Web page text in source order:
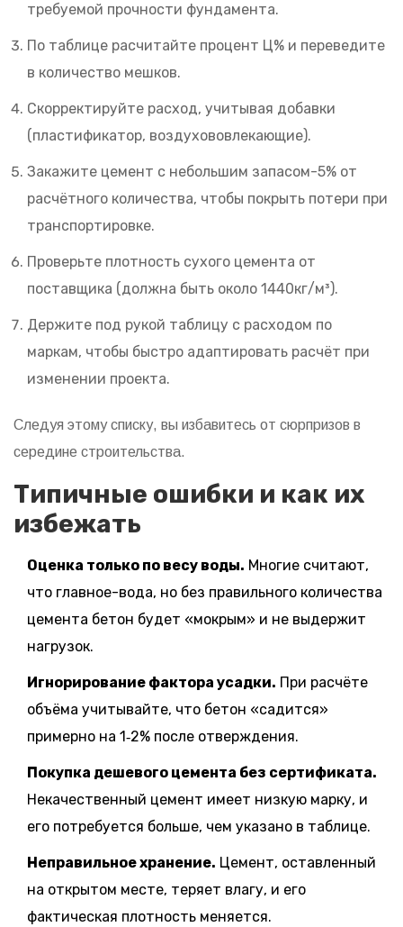
требуемой прочности фундамента.
По таблице расчитайте процент Ц% и переведите
в количество мешков.
Скорректируйте расход, учитывая добавки
(пластификатор, воздухововлекающие).
Закажите цемент с небольшим запасом-5% от
расчётного количества, чтобы покрыть потери при
транспортировке.
Проверьте плотность сухого цемента от
поставщика (должна быть около 1440кг/м³).
Держите под рукой таблицу с расходом по
маркам, чтобы быстро адаптировать расчёт при
изменении проекта.
Следуя этому списку, вы избавитесь от сюрпризов в
середине строительства.
Типичные ошибки и как их
избежать
Оценка только по весу воды. Многие считают,
что главное-вода, но без правильного количества
цемента бетон будет «мокрым» и не выдержит
нагрузок.
Игнорирование факторa усадки. При расчёте
объёма учитывайте, что бетон «садится»
примерно на 1‑2% после отверждения.
Покупка дешевого цемента без сертификата.
Некачественный цемент имеет низкую марку, и
его потребуется больше, чем указано в таблице.
Неправильное хранение. Цемент, оставленный
на открытом месте, теряет влагу, и его
фактическая плотность меняется.